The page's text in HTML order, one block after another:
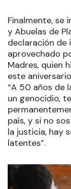
Finalmente, se
y Abuelas de
declaración de
aprovechado
Madres, quien
este
“A 50 años de
un genocidio,
país, y si no
la justicia, hay
latentes”.